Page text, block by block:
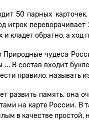
50 парных
игрок
и кладет обратно, а
чудеса
... В состав входит
правило, называть
развить память, она
на карте России. В
в качестве простой,